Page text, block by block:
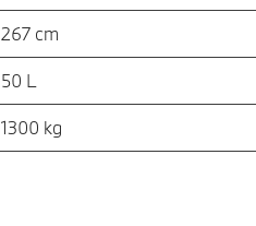
267 cm
50 L
1300 kg